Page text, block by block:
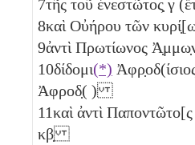
7τῆς τοῦ ἐνεστῶτος̣ γ
8καὶ Οὐήρου τῶν
9ἀντὶ Πρωτίωνος
10δίδομι(*)
Ἀφροδ̣( )
11καὶ ἀντὶ
κβ̣